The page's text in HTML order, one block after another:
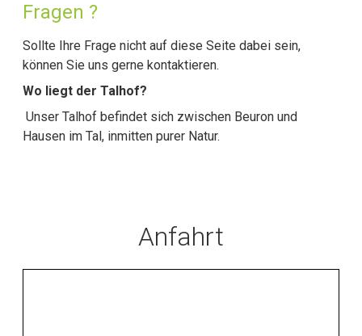
Fragen ?
Sollte Ihre Frage nicht auf diese Seite dabei sein,
können Sie uns gerne kontaktieren.
Wo liegt der Talhof?
Unser Talhof befindet sich zwischen Beuron und
Hausen im Tal, inmitten purer Natur.
Anfahrt